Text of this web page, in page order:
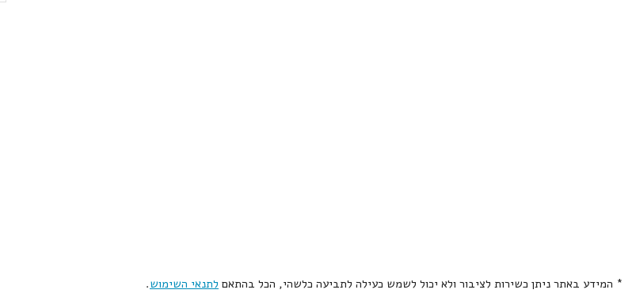
* המידע באתר ניתן כשירות לציבור ולא יכול לשמש כעילה לתביעה כלשהי, הכל בהתאם לתנאי השימוש.